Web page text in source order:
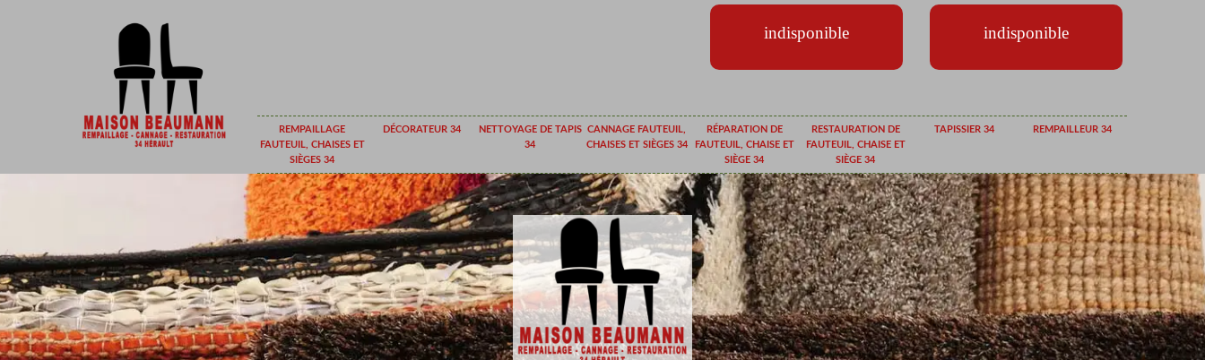
indisponible indisponible
REMPAILLAGE
FAUTEUIL, CHAISES ET
SIÈGES 34
DÉCORATEUR 34
NETTOYAGE DE TAPIS
34
CANNAGE FAUTEUIL,
CHAISES ET SIÈGES 34
RÉPARATION DE
FAUTEUIL, CHAISE ET
SIÈGE 34
RESTAURATION DE
FAUTEUIL, CHAISE ET
SIÈGE 34
TAPISSIER 34 REMPAILLEUR 34